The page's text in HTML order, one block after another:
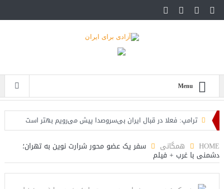
Menu
ترامپ: فعلا در قبال ایران بی‌سروصدا پیش می‌رویم بهتر است
تنش‌زایی نکنیم
سفیر آمریکا در اسرائیل: پرزیدنت ترامپ میداند که باید با چنین
دشمنانی جنگید
HOME همگانی سفر یک عضو محور شرارت نوین به تهران؛
دشمنی با غرب + فیلم